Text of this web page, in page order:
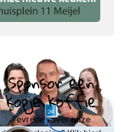
Sponsor een
kopje koffie
Tevreden over onze